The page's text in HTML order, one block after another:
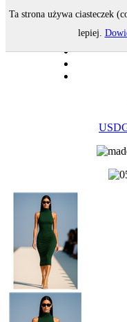
USD
Ta strona używa ciasteczek
lepiej.